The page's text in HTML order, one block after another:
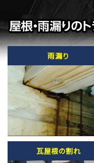
雨漏り
瓦屋根の割れ